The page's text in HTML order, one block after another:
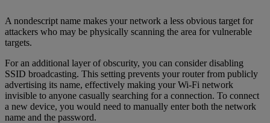
A nondescript name makes your network a less obvious target for
attackers who may be physically scanning the area for vulnerable
targets.
For an additional layer of obscurity, you can consider disabling
SSID broadcasting. This setting prevents your router from publicly
advertising its name, effectively making your Wi-Fi network
invisible to anyone casually searching for a connection. To connect
a new device, you would need to manually enter both the network
name and the password.